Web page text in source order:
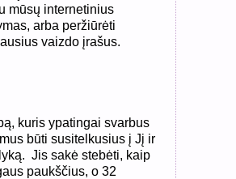
mūsų internetinius
arba peržiūrėti
vaizdo įrašus.
kuris ypatingai svarbus
būti susitelkusius į Jį ir
Jis sakė stebėti, kaip
paukščius, o 32